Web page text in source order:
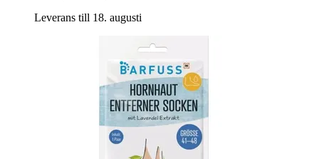
Leverans till 18. augusti